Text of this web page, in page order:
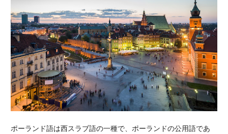
ポーランド語は西スラブ語の一種で、ポーランドの公用語であ